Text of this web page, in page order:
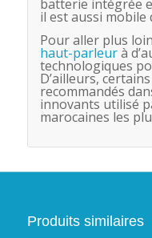
batterie intégrée
il est aussi mobile
Pour aller plus
haut-parleurà
technologiques
D’ailleurs,
recommandés
innovants utilisé
marocaines les
Produits similaires